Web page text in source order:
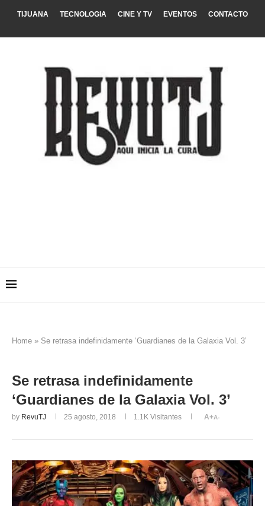
TIJUANA TECNOLOGIA CINE Y TV EVENTOS CONTACTO
Home » Se retrasa indefinidamente ‘Guardianes de la Galaxia Vol. 3’
Se retrasa indefinidamente
‘Guardianes de la Galaxia Vol. 3’
by RevuTJ 25 agosto, 2018 1.1K Visitantes A+A-